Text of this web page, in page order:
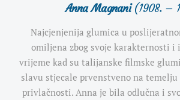
Anna Magnani(1908. –
Najcjenjenija glumica u
omiljena zbog svoje karakternosti i
vrijeme kad su talijanske filmske
slavu stjecale prvenstveno na
privlačnosti. Anna je bila odlučna i